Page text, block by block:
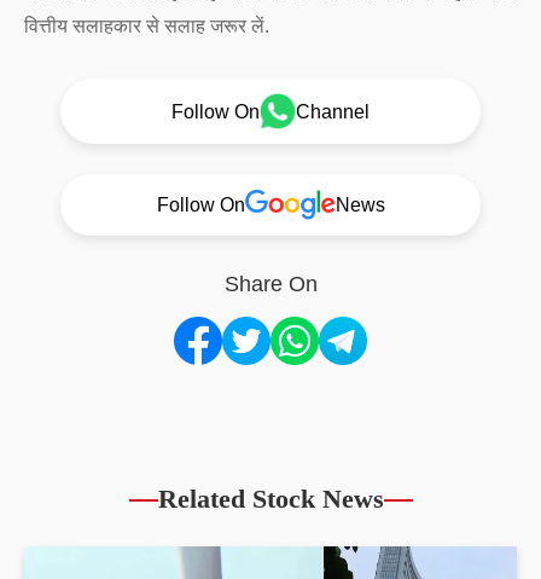
वित्तीय सलाहकार से सलाह जरूर लें.
Follow On Channel
Follow On News
Share On
Related Stock News